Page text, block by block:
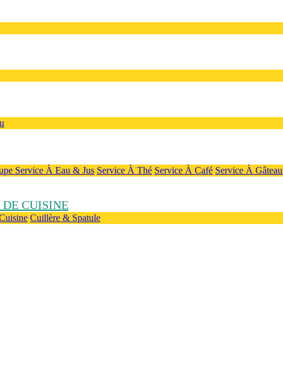
Service À Eau & Jus Service À Thé Service À Café Service À
DE CUISINE
Cuillère & Spatule